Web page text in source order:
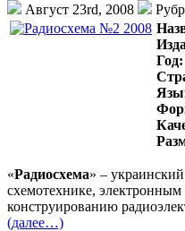
Август 23rd, 2008
Год:
«Радиосхема» –
схемотехнике,
конструированию
(далее…)